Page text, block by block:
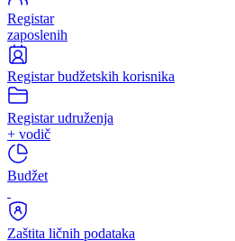
Borba protiv
korupcije
Registar
zaposlenih
Registar budžetskih korisnika
Registar udruženja
+ vodič
Budžet